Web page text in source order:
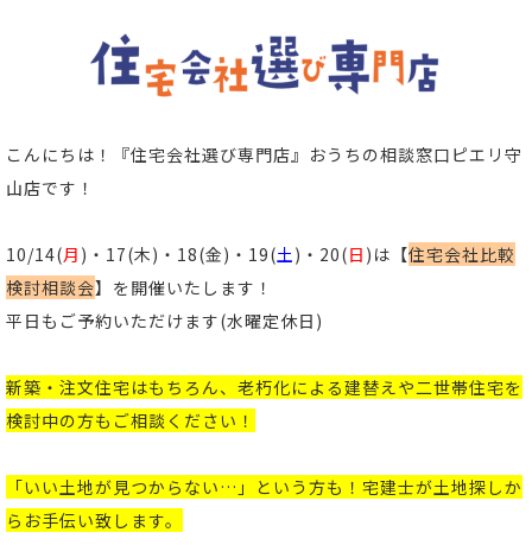
こんにちは！
『住宅会社選び専門店』おうちの相談窓口ピエリ守
山店です！
10/14(月 )・17(木)・18(金)・19(土)・20(日 )は【住宅会社比較
検討相談会】を開催いたします！
平日もご予約いただけます(水曜定休日)
新築 ・ 注文住宅はもちろん、老朽化による建替えや二世帯住宅を
検討中の方もご相談ください ！
「いい土地が見つからない…」という方も！宅建士が土地探しか
らお手伝い致します。